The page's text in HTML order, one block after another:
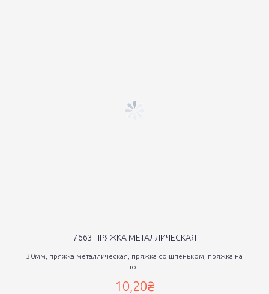
7663 ПРЯЖКА МЕТАЛЛИЧЕСКАЯ
30мм, пряжка металлическая, пряжка со шпеньком, пряжка на
по...
10,20₴